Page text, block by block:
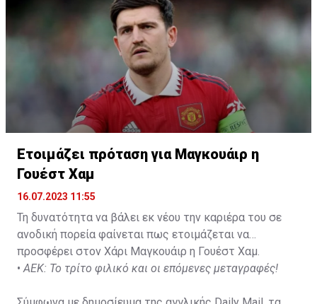
Al-Ahli hope to move fast.🇸🇦
pic.twitter.com/Z0SmniQXIP
— Ben Jacobs (@JacobsBen)
July 15, 2023
Ετοιμάζει πρόταση για Μαγκουάιρ η
Γουέστ Χαμ
16.07.2023 11:55
Τη δυνατότητα να βάλει εκ νέου την καριέρα του σε
ανοδική πορεία φαίνεται πως ετοιμάζεται να
προσφέρει στον Χάρι Μαγκουάιρ η Γουέστ Χαμ.
• ΑΕΚ: Το τρίτο φιλικό και οι επόμενες μεταγραφές!